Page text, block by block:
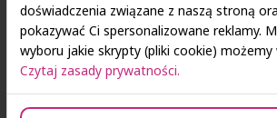
ELASTYCZNOŚĆ
doświadczenia związane z naszą stroną
pokazywać Ci spersonalizowane reklamy.
wyboru jakie skrypty (pliki cookie) możemy
Czytaj zasady prywatności.